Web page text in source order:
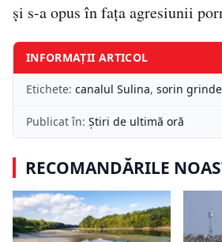
și s-a opus în faţa agresiunii
INFORMAȚII ARTICOL
Etichete: canalul Sulina, sorin
Publicat în: Știri de ultimă oră
RECOMANDĂRILE